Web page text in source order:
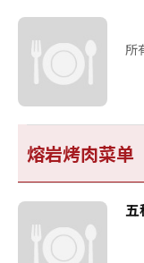
所
熔岩烤肉菜单
五